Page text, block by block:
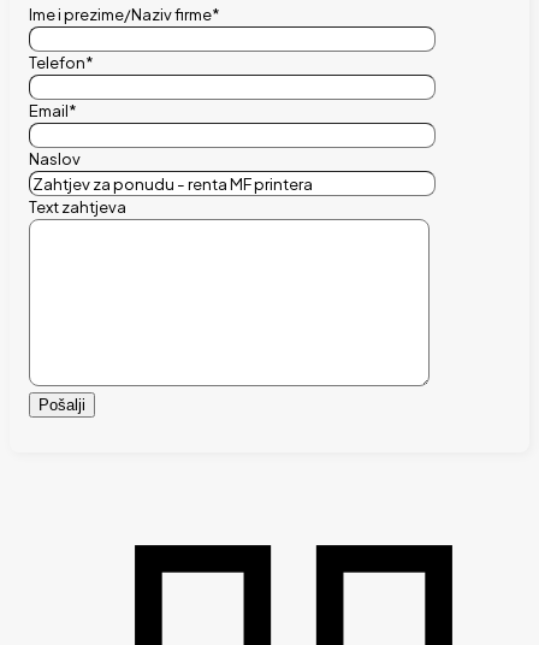
Ime i prezime/Naziv firme*
Telefon*
Email*
Naslov
Text zahtjeva